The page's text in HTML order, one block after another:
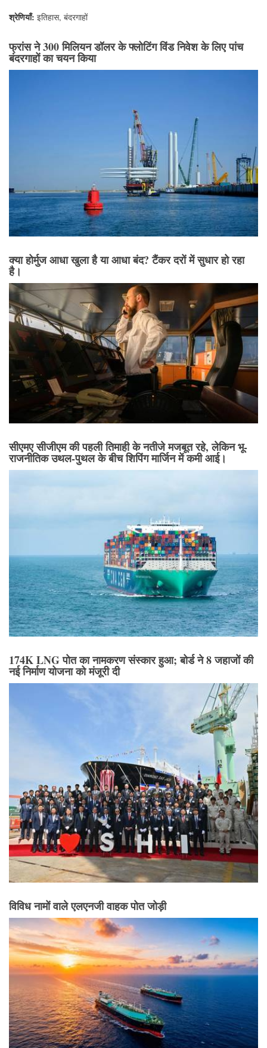
श्रेणियाँ: इतिहास, बंदरगाहों
फ्रांस ने 300 मिलियन डॉलर के फ्लोटिंग विंड निवेश के लिए पांच
बंदरगाहों का चयन किया
क्या होर्मुज आधा खुला है या आधा बंद? टैंकर दरों में सुधार हो रहा
है।
सीएमए सीजीएम की पहली तिमाही के नतीजे मजबूत रहे, लेकिन भू-
राजनीतिक उथल-पुथल के बीच शिपिंग मार्जिन में कमी आई।
174K LNG पोत का नामकरण संस्कार हुआ; बोर्ड ने 8 जहाजों की
नई निर्माण योजना को मंजूरी दी
विविध नामों वाले एलएनजी वाहक पोत जोड़ी